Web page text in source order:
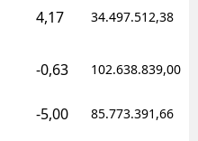
4,17 34.497.512,38
-0,63 102.638.839,00
-5,00 85.773.391,66